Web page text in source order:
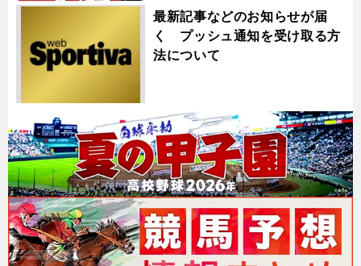
最新記事などのお知らせが届
く プッシュ通知を受け取る方
法について